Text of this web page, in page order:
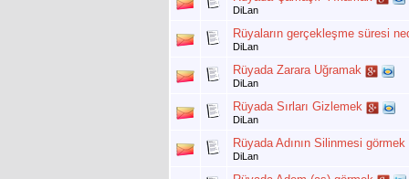
DiLan
Rüyaların gerçekleşme süresi
DiLan
Rüyada Zarara Uğramak
DiLan
Rüyada Sırları Gizlemek
DiLan
Rüyada Adının Silinmesi görmek
DiLan